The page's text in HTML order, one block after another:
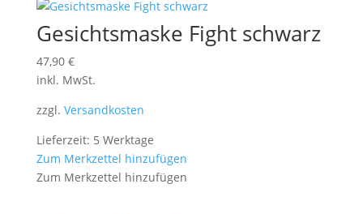
Gesichtsmaske Fight schwarz
47,90 €
inkl. MwSt.
zzgl. Versandkosten
Lieferzeit: 5 Werktage
Zum Merkzettel hinzufügen
Zum Merkzettel hinzufügen